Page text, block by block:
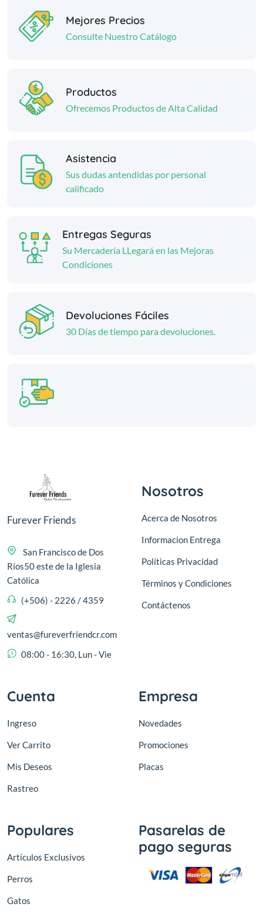
Mejores Precios
Consulte Nuestro Catálogo
Productos
Ofrecemos Productos de Alta Calidad
Asistencia
Sus dudas antendidas por personal
calificado
Entregas Seguras
Su Mercadería LLegará en las Mejoras
Condiciones
Devoluciones Fáciles
30 Días de tiempo para devoluciones.
Furever Friends
San Francisco de Dos
Ríos50 este de la Iglesia
Católica
(+506) - 2226 / 4359
ventas@fureverfriendcr.com
08:00 - 16:30, Lun - Vie
Nosotros
Acerca de Nosotros
Informacion Entrega
Políticas Privacidad
Términos y Condiciones
Contáctenos
Cuenta
Ingreso
Ver Carrito
Mis Deseos
Rastreo
Empresa
Novedades
Promociones
Placas
Populares
Artículos Exclusivos
Perros
Gatos
Pasarelas de
pago seguras